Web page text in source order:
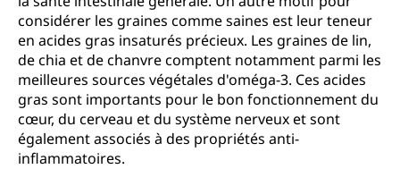
considérer les graines comme saines est leur teneur
en acides gras insaturés précieux. Les graines de lin,
de chia et de chanvre comptent notamment parmi les
meilleures sources végétales d'oméga-3. Ces acides
gras sont importants pour le bon fonctionnement du
cœur, du cerveau et du système nerveux et sont
également associés à des propriétés anti-
inflammatoires.